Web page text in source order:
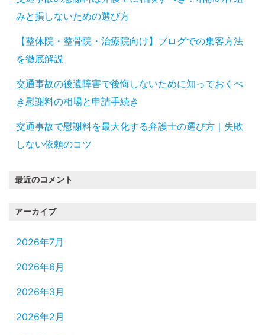
みと損しないための選び方
【整体院・整骨院・治療院向け】ブログでの集客方法
を徹底解説
交通事故の後遺障害で後悔しないために知っておくべ
き慰謝料の相場と申請手続き
交通事故で慰謝料を最大化する弁護士の選び方｜失敗
しない依頼のコツ
最近のコメント
アーカイブ
2026年7月
2026年6月
2026年3月
2026年2月